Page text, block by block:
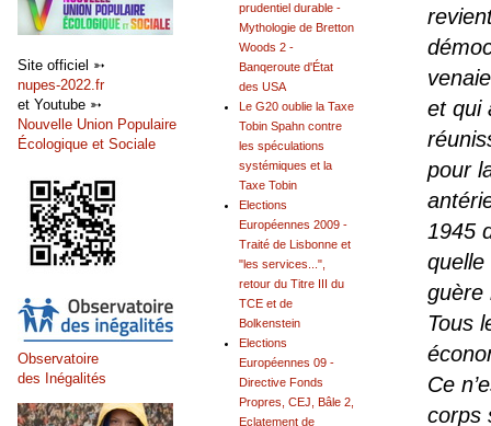
et qui
pour
1945
quelle
guère
Tous
Ce
corps
prudentiel durable -
Mythologie de Bretton
Woods 2 -
Banqeroute d'État
des USA
Le G20 oublie la Taxe
Tobin Spahn contre
les spéculations
systémiques et la
Taxe Tobin
Elections
Européennes 2009 -
Traité de Lisbonne et
"les services...",
retour du Titre III du
TCE et de
Bolkenstein
Elections
Européennes 09 -
Directive Fonds
Propres, CEJ, Bâle 2,
Eclatement de
Site officiel ➳
nupes-2022.fr
et Youtube ➳
Nouvelle Union Populaire
Écologique et Sociale
Observatoire
des Inégalités